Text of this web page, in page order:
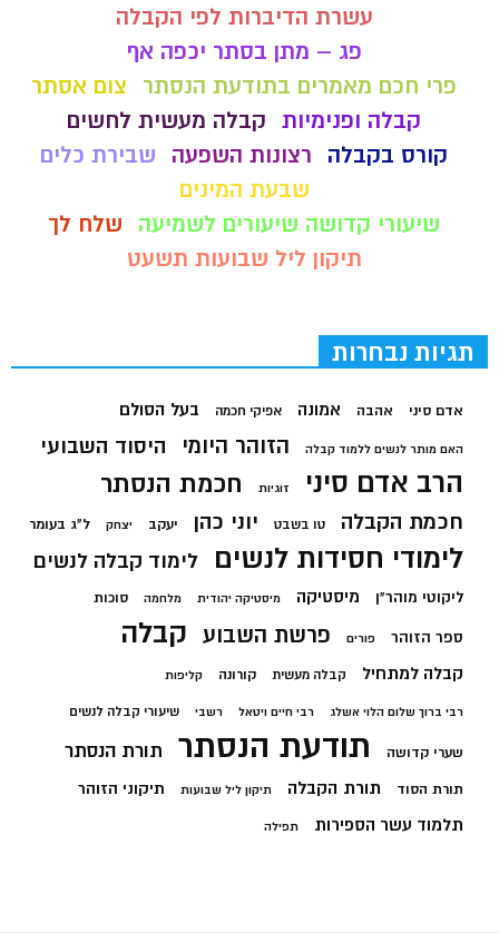
עשרת הדיברות לפי הקבלה
פג – מתן בסתר יכפה אף
פרי חכם מאמרים בתודעת הנסתר
צום אסתר
קבלה ופנימיות קבלה מעשית לחשים
קורס בקבלה
רצונות השפעה
שבירת כלים
שבעת המינים
שיעורי קדושה שיעורים לשמיעה
שלח לך
תיקון ליל שבועות תשעט
תגיות נבחרות
אדם סיני אהבה אמונה אפיקי חכמה בעל הסולם
האם מותר לנשים ללמוד קבלה הזוהר היומי היסוד השבועי
הרב אדם סיני זוגיות חכמת הנסתר
חכמת הקבלה טו בשבט יוני כהן יעקב יצחק ל"ג בעומר
לימודי חסידות לנשים לימוד קבלה לנשים
ליקוטי מוהר"ן מיסטיקה מיסטיקה יהודית מלחמה סוכות
ספר הזוהר פורים פרשת השבוע קבלה
קבלה למתחיל קבלה מעשית קורונה קליפות
רבי ברוך שלום הלוי אשלג רבי חיים ויטאל רשבי שיעורי קבלה לנשים
שערי קדושה תודעת הנסתר תורת הנסתר
תורת הסוד תורת הקבלה תיקון ליל שבועות תיקוני הזוהר
תלמוד עשר הספירות תפילה